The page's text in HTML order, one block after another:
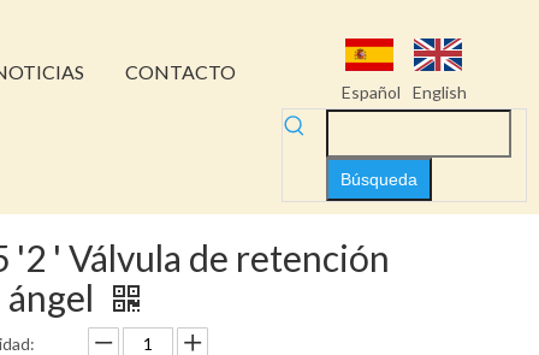
CONTACTO
Español English
Búsqueda
'2 ' Válvula de retención